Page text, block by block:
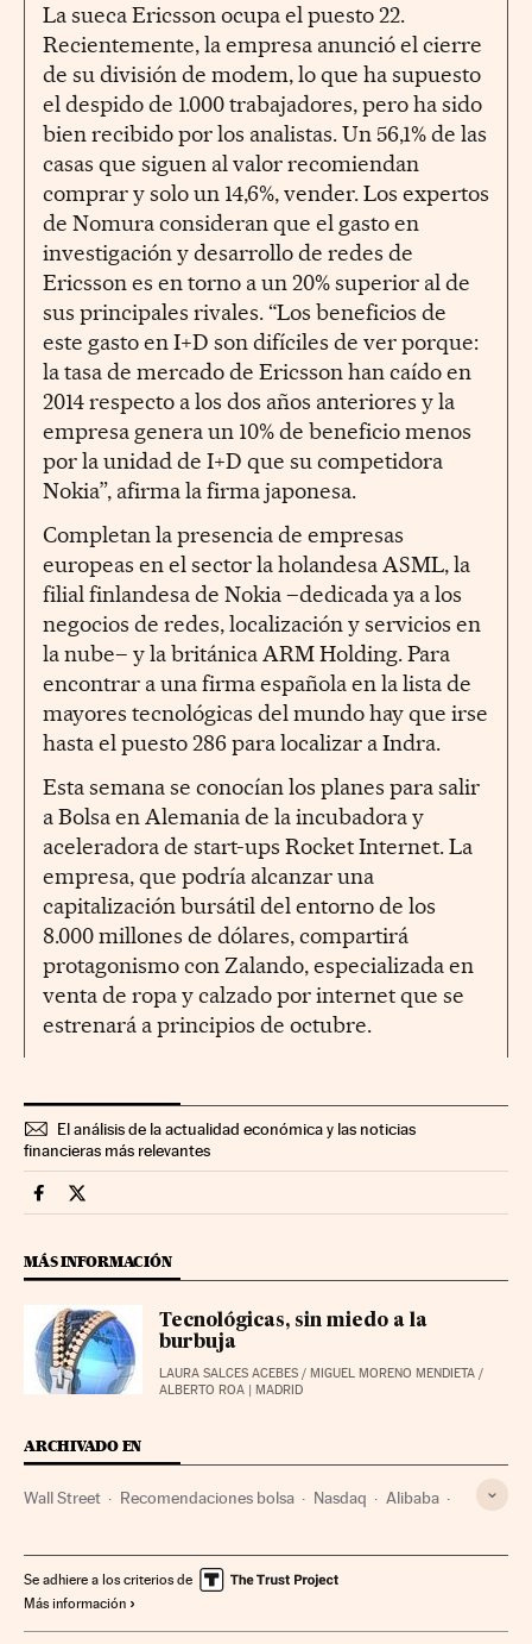
La sueca Ericsson ocupa el puesto 22.
Recientemente, la empresa anunció el cierre
de su división de modem, lo que ha supuesto
el despido de 1.000 trabajadores, pero ha sido
bien recibido por los analistas. Un 56,1% de las
casas que siguen al valor recomiendan
comprar y solo un 14,6%, vender. Los expertos
de Nomura consideran que el gasto en
investigación y desarrollo de redes de
Ericsson es en torno a un 20% superior al de
sus principales rivales. “Los beneficios de
este gasto en I+D son difíciles de ver porque:
la tasa de mercado de Ericsson han caído en
2014 respecto a los dos años anteriores y la
empresa genera un 10% de beneficio menos
por la unidad de I+D que su competidora
Nokia”, afirma la firma japonesa.
Completan la presencia de empresas
europeas en el sector la holandesa ASML, la
filial finlandesa de Nokia –dedicada ya a los
negocios de redes, localización y servicios en
la nube– y la británica ARM Holding. Para
encontrar a una firma española en la lista de
mayores tecnológicas del mundo hay que irse
hasta el puesto 286 para localizar a Indra.
Esta semana se conocían los planes para salir
a Bolsa en Alemania de la incubadora y
aceleradora de start-ups Rocket Internet. La
empresa, que podría alcanzar una
capitalización bursátil del entorno de los
8.000 millones de dólares, compartirá
protagonismo con Zalando, especializada en
venta de ropa y calzado por internet que se
estrenará a principios de octubre.
El análisis de la actualidad económica y las noticias
financieras más relevantes
Mercados Financieros Cinco Días en Facebook
Mercados Financieros Cinco Días en Twitter
MÁS INFORMACIÓN
Tecnológicas, sin miedo a la
burbuja
LAURA SALCES ACEBES / MIGUEL MORENO MENDIETA /
ALBERTO ROA | MADRID
ARCHIVADO EN
Wall Street Recomendaciones bolsa Nasdaq Alibaba
IBM Facebook Amazon Tiendas online
Se adhiere a los criterios de
Más información